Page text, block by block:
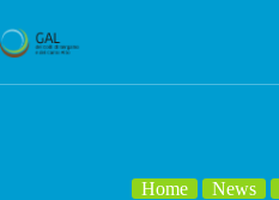
al
contenuto
Home News